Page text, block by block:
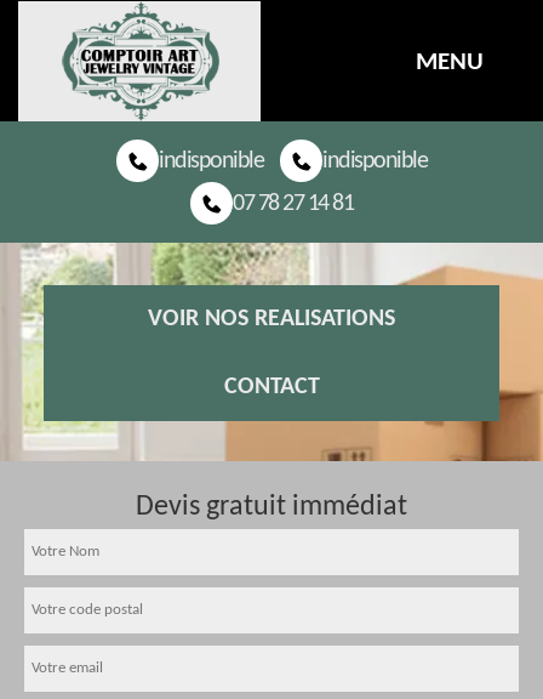
MENU
indisponible
indisponible
07 78 27 14 81
VOIR NOS REALISATIONS
CONTACT
Devis gratuit immédiat